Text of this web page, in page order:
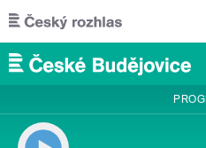
Přejít k hlavnímu obsahu